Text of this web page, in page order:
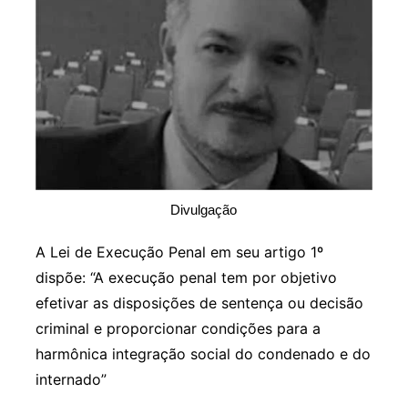
Divulgação
A Lei de Execução Penal em seu artigo 1º
dispõe: “A execução penal tem por objetivo
efetivar as disposições de sentença ou decisão
criminal e proporcionar condições para a
harmônica integração social do condenado e do
internado”